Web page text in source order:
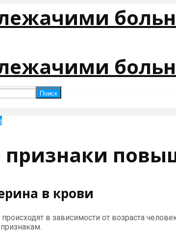
Поиск
Поиск
в крови
в зависимости от возраста